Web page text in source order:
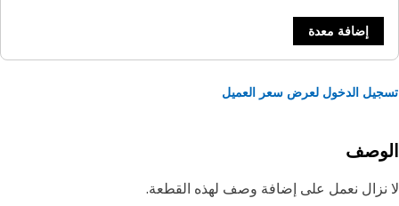
إضافة معدة
الدخول لعرض سعر العميل
نزال نعمل على إضافة وصف لهذه القطعة.